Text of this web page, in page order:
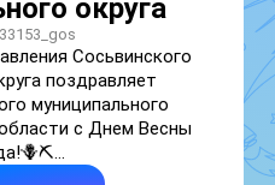
округа
Сосьвинского
поздравляет
муниципального
с Днем Весны